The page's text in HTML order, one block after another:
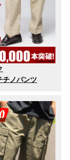
チノパンツ